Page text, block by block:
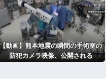
【動画】熊本地震の瞬間の手術室の
防犯カメラ映像、公開される